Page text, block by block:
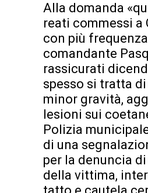
Alla domanda
reati commessi a
con più
comandante
rassicurati
spesso si tratta
minor gravità,
lesioni sui
Polizia
di una
per la denuncia
della vittima,